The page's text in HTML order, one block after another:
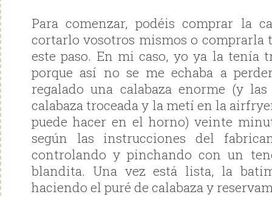
Para comenzar, podéis comprar la
cortarlo vosotros mismos o comprarla
este paso. En mi caso, yo ya la tenía
porque así no se me echaba a
regalado una calabaza enorme (y
calabaza troceada y la metí en la
puede hacer en el horno) veinte
según las instrucciones del
controlando y pinchando con un
blandita. Una vez está lista, la
haciendo el puré de calabaza y